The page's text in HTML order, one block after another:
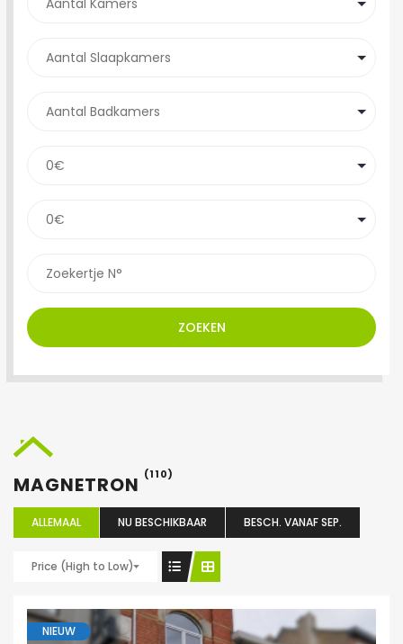
ZOEKEN
MAGNETRON (110)
ALLEMAAL NU BESCHIKBAAR BESCH. VANAF SEP.
Price (High to Low)
NIEUW